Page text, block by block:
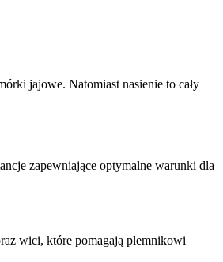
jajowe. Natomiast nasienie to cały
zapewniające optymalne warunki dla
wici, które pomagają plemnikowi